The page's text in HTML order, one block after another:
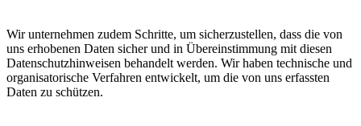
Wir unternehmen zudem Schritte, um sicherzustellen, dass die von
uns erhobenen Daten sicher und in Übereinstimmung mit diesen
Datenschutzhinweisen behandelt werden. Wir haben technische und
organisatorische Verfahren entwickelt, um die von uns erfassten
Daten zu schützen.